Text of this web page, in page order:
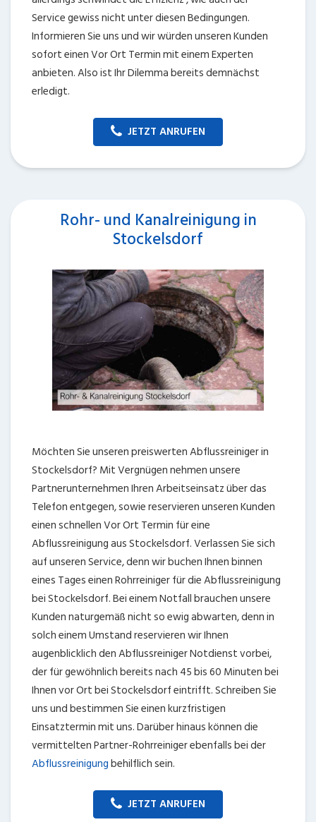
Service gewiss nicht unter diesen Bedingungen.
Informieren Sie uns und wir würden unseren Kunden
sofort einen Vor Ort Termin mit einem Experten
anbieten. Also ist Ihr Dilemma bereits demnächst
erledigt.
JETZT ANRUFEN
Rohr- und Kanalreinigung in
Stockelsdorf
Möchten Sie unseren preiswerten Abflussreiniger in
Stockelsdorf? Mit Vergnügen nehmen unsere
Partnerunternehmen Ihren Arbeitseinsatz über das
Telefon entgegen, sowie reservieren unseren Kunden
einen schnellen Vor Ort Termin für eine
Abflussreinigung aus Stockelsdorf. Verlassen Sie sich
auf unseren Service, denn wir buchen Ihnen binnen
eines Tages einen Rohrreiniger für die Abflussreinigung
bei Stockelsdorf. Bei einem Notfall brauchen unsere
Kunden naturgemäß nicht so ewig abwarten, denn in
solch einem Umstand reservieren wir Ihnen
augenblicklich den Abflussreiniger Notdienst vorbei,
der für gewöhnlich bereits nach 45 bis 60 Minuten bei
Ihnen vor Ort bei Stockelsdorf eintrifft. Schreiben Sie
uns und bestimmen Sie einen kurzfristigen
Einsatztermin mit uns. Darüber hinaus können die
vermittelten Partner-Rohrreiniger ebenfalls bei der
Abflussreinigungbehilflich sein.
JETZT ANRUFEN